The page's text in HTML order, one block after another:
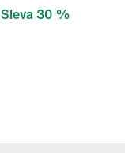
Sleva 30 %